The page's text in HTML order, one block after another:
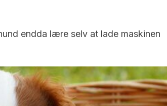
endda lære selv at lade maskinen